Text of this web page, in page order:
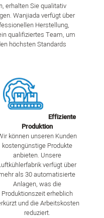
erhalten Sie qualitativ
Wanjiada verfügt über
Herstellung,
qualifiziertes Team, um
höchsten Standards
Effiziente
Produktion
können unseren Kunden
kostengünstige Produkte
anbieten. Unsere
verfügt über
als 30 automatisierte
Anlagen, was die
Produktionszeit erheblich
und die Arbeitskosten
reduziert.